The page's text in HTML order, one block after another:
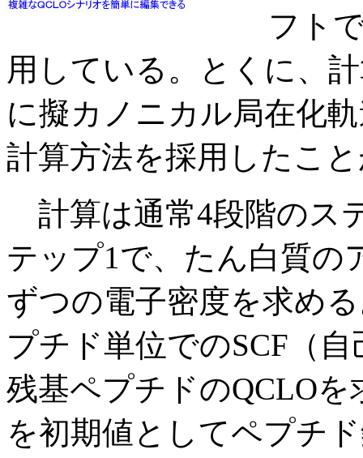
フト
用している。とくに、
に擬カノニカル局在化
計算方法を採用したこ
計算は通常4段階のス
テップ1で、たん白質の
ずつの電子密度を求め
プチド単位でのSCF（
残基ペプチドのQCLO
を初期値としてペプチ